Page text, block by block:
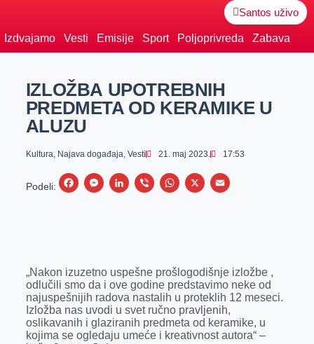
Santos uživo
Izdvajamo Vesti Emisije Sport Poljoprivreda Zabava
IZLOŽBА UPOTREBNIH
PREDMETA OD KERAMIKE U
ALUZU
Kultura, Najava događaja, Vesti 21. maj 2023. 17:53
Podeli:
F
o
o
k
M
n
g
e
r
L
d
I
n
V
W
A
p
p
X
E
„Nakon izuzetno uspešne prošlogodišnje izložbe ,
odlučili smo da i ove godine predstavimo neke od
najuspešnijih radova nastalih u proteklih 12 meseci.
Izložba nas uvodi u svet ručno pravljenih,
oslikavanih i glaziranih predmeta od keramike, u
kojima se ogledaju umeće i kreativnost autora“ –